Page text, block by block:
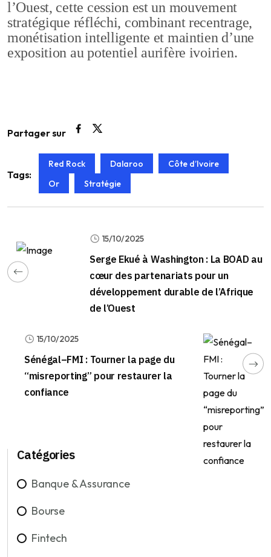
l’Ouest, cette cession est un mouvement
stratégique réfléchi, combinant recentrage,
monétisation intelligente et maintien d’une
exposition au potentiel aurifère ivoirien.
Partager sur
Tags:
Red Rock Dalaroo
Côte d’Ivoire
Or
Stratégie
15/10/2025
Serge Ekué à Washington : La BOAD au
cœur des partenariats pour un
développement durable de l’Afrique
de l’Ouest
15/10/2025
Sénégal–FMI : Tourner la page du
“misreporting” pour restaurer la
confiance
Catégories
Banque & Assurance
Bourse
Fintech